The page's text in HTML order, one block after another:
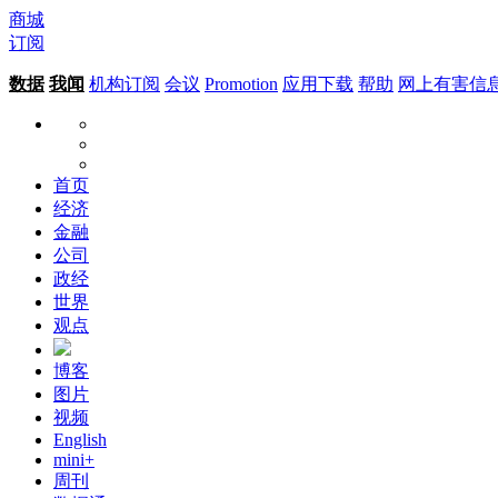
商城
订阅
数据 我闻 机构订阅 会议 Promotion 应用下载 帮助 网上有害信
首页
经济
金融
公司
政经
世界
观点
博客
图片
视频
English
mini+
周刊